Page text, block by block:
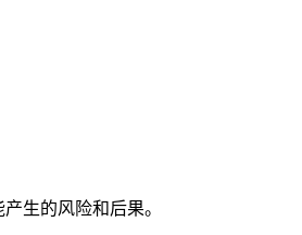
生的风险和后果。